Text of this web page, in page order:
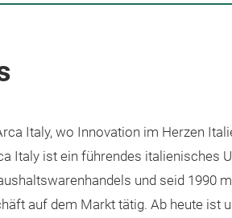
Italy, wo Innovation im Herzen
Italy ist ein führendes italienisches
und seid 1990
auf dem Markt tätig. Ab heute ist